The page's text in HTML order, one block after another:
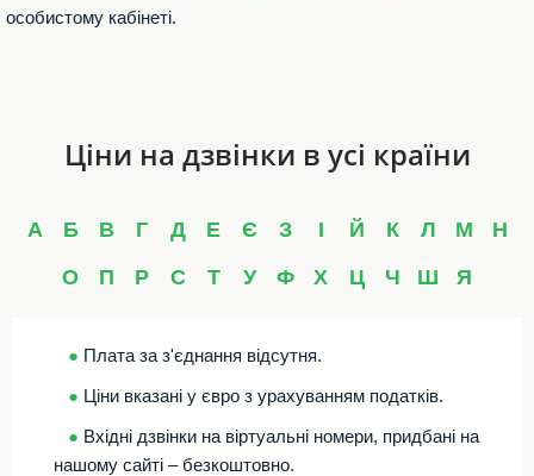
особистому кабінеті.
Ціни на дзвінки в усі країни
А Б В Г Д Е Є З І Й К Л М
Н
О
П Р С Т У Ф Х Ц Ч Ш Я
● Плата за з'єднання відсутня.
● Ціни вказані у євро з урахуванням податків.
● Вхідні дзвінки на віртуальні номери, придбані на
нашому сайті – безкоштовно.